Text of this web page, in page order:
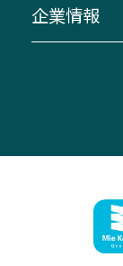
伊勢二見鳥
「みえブ
神都ライ
ミジュマ
参宮バス
桑名・長
（休止中）
お客様駐
アイコンの
インター
美し国周遊
自家用自動
ザ・バス
三重交通
企業情報
ファンコ
お問い合